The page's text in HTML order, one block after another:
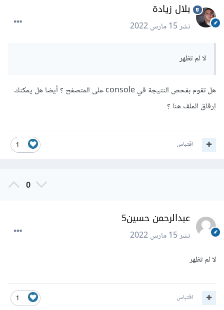
بلال زيادة
نشر15 مارس 2022
لا لم تظهر
هل تقوم بفحص النتيجة في console على المتصفح ؟ أيضا هل يمكنك
إرفاق الملف هنا ؟
1 اقتباس
0
عبدالرحمن حسين5
نشر15 مارس 2022
لا لم تظهر
1 اقتباس